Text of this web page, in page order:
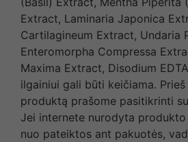
Extract, Laminaria Japonica
Cartilagineum Extract, Undaria
Enteromorpha Compressa
Maxima Extract, Disodium
ilgainiui gali būti keičiama.
produktą prašome pasitikrinti
Jei internete nurodyta
nuo pateiktos ant pakuotės,